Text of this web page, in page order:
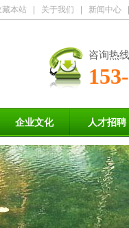
藏本站 关于我们 新闻中心
咨询热线
企业文化 人才招聘